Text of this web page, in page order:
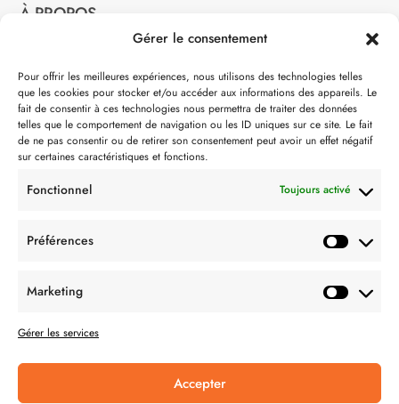
Gérer le consentement
Pour offrir les meilleures expériences, nous utilisons des technologies telles
que les cookies pour stocker et/ou accéder aux informations des appareils. Le
fait de consentir à ces technologies nous permettra de traiter des données
telles que le comportement de navigation ou les ID uniques sur ce site. Le fait
de ne pas consentir ou de retirer son consentement peut avoir un effet négatif
sur certaines caractéristiques et fonctions.
Fonctionnel Toujours activé
Préférences
Marketing
Gérer les services
Accepter
À PROPOS
Notre philosophie
Contact
Partenaire de:
CONDITION GÉNÉRALES DE VENTES